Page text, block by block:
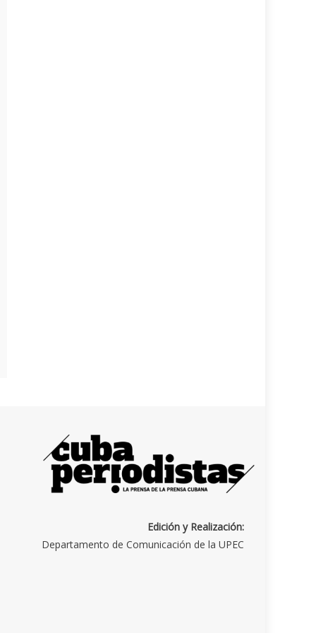
Edición y Realización:
Departamento de Comunicación de la UPEC